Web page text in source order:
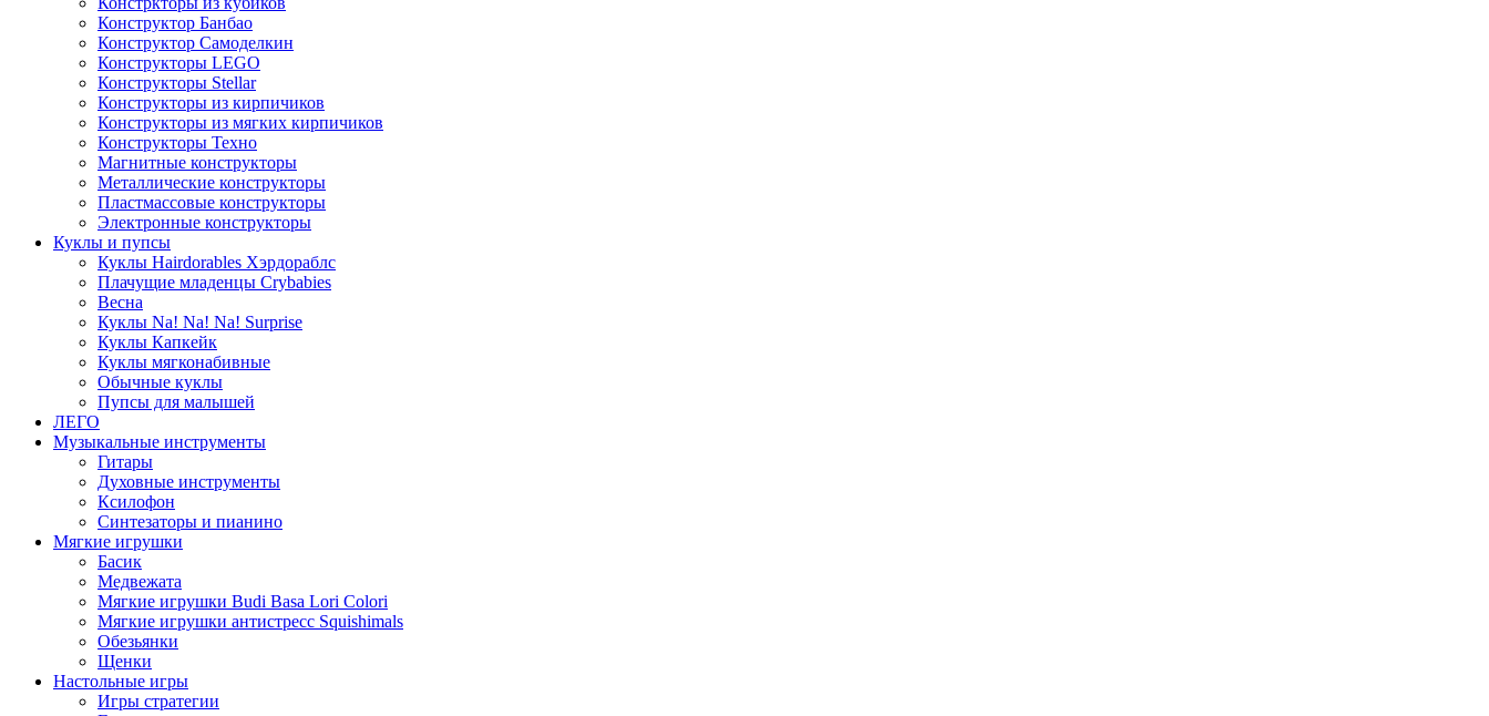
Конструктор Банбао
Конструктор Самоделкин
Конструкторы LEGO
Конструкторы Stellar
Конструкторы из кирпичиков
Конструкторы из мягких кирпичиков
Конструкторы Техно
Магнитные конструкторы
Металлические конструкторы
Пластмассовые конструкторы
Электронные конструкторы
Куклы и пупсы
Куклы Hairdorables Хэрдораблс
Плачущие младенцы Crybabies
Весна
Куклы Na! Na! Na! Surprise
Куклы Капкейк
Куклы мягконабивные
Обычные куклы
Пупсы для малышей
ЛЕГО
Музыкальные инструменты
Гитары
Духовные инструменты
Ксилофон
Синтезаторы и пианино
Мягкие игрушки
Басик
Медвежата
Мягкие игрушки Budi Basa Lori Colori
Мягкие игрушки антистресс Squishimals
Обезьянки
Щенки
Настольные игры
Игры стратегии